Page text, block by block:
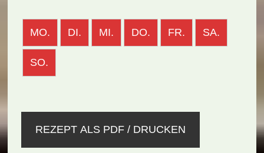
MO. DI. MI. DO. FR. SA.
SO.
REZEPT ALS PDF / DRUCKEN